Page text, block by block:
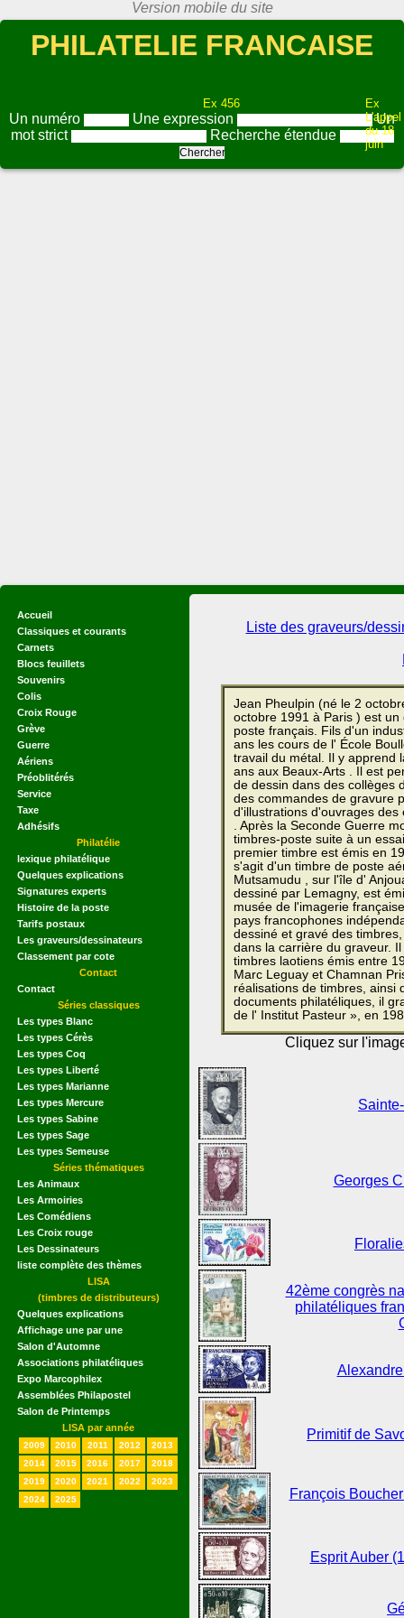
PHILATELIE FRANCAISE
Ex 456
Ex
L'appel
du 18
juin
Un numéro Une expression
Un
mot strict
Recherche étendue
Accueil
Classiques et courants
Carnets
Blocs feuillets
Souvenirs
Colis
Croix Rouge
Grève
Guerre
Aériens
Préoblitérés
Service
Taxe
Adhésifs
Philatélie
lexique philatélique
Quelques explications
Signatures experts
Histoire de la poste
Tarifs postaux
Les graveurs/dessinateurs
Classement par cote
Contact
Contact
Séries classiques
Les types Blanc
Les types Cérès
Les types Coq
Les types Liberté
Les types Marianne
Les types Mercure
Les types Sabine
Les types Sage
Les types Semeuse
Séries thématiques
Les Animaux
Les Armoiries
Les Comédiens
Les Croix rouge
Les Dessinateurs
liste complète des thèmes
LISA
(timbres de distributeurs)
Quelques explications
Affichage une par une
Salon d'Automne
Associations philatéliques
Expo Marcophilex
Assemblées Philapostel
Salon de Printemps
LISA par année
2009 2010 2011 2012
2013
2014
2015 2016 2017
2018
2019
2020 2021 2022
2023
2024
2025
Liste des graveurs/
Jean Pheulpin (né le 2
octobre 1991 à Paris ) est
poste français. Fils d'un
ans les cours de l' École
travail du métal. Il y apprend
ans aux Beaux-Arts . Il est
de dessin dans des collèges
des commandes de gravure
d'illustrations d'ouvrages des
. Après la Seconde Guerre
timbres-poste suite à un
premier timbre est émis en
s'agit d'un timbre de poste
Mutsamudu , sur l'île d'
dessiné par Lemagny, est
musée de l'imagerie
pays francophones
dessiné et gravé des
dans la carrière du graveur.
timbres laotiens émis entre
Marc Leguay et Chamnan
réalisations de timbres, ainsi
documents philatéliques, il
de l' Institut Pasteur », en
Cliquez sur
Georges
42ème congrès
philatéliques
Primitif de
François
Esprit Auber